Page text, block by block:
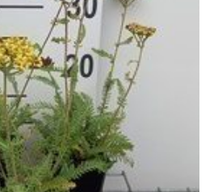
may
chosen
on
the
product
page